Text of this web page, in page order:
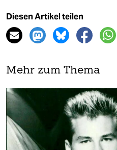
Diesen Artikel teilen
Mehr zum Thema